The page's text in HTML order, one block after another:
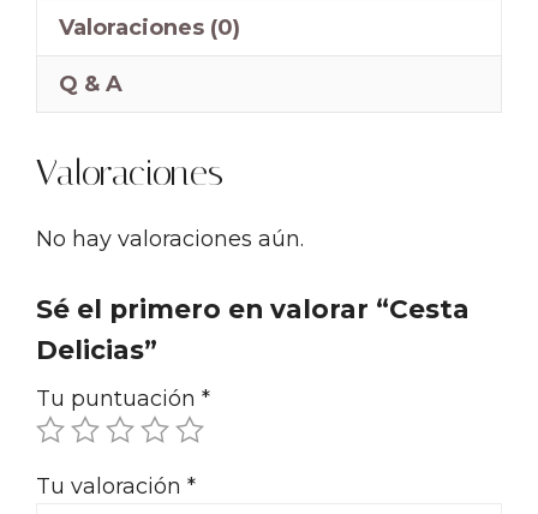
Valoraciones (0)
Q & A
Valoraciones
No hay valoraciones aún.
Sé el primero en valorar “Cesta
Delicias”
Tu puntuación *
Tu valoración *